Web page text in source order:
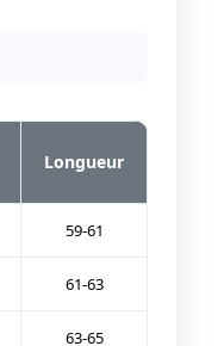
Longueur
59-61
61-63
63-65